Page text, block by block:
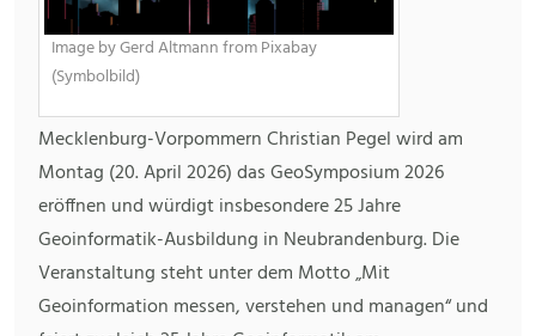
Image by Gerd Altmann from Pixabay
(Symbolbild)
Mecklenburg-Vorpommern Christian Pegel wird am
Montag (20. April 2026) das GeoSymposium 2026
eröffnen und würdigt insbesondere 25 Jahre
Geoinformatik-Ausbildung in Neubrandenburg. Die
Veranstaltung steht unter dem Motto „Mit
Geoinformation messen, verstehen und managen“ und